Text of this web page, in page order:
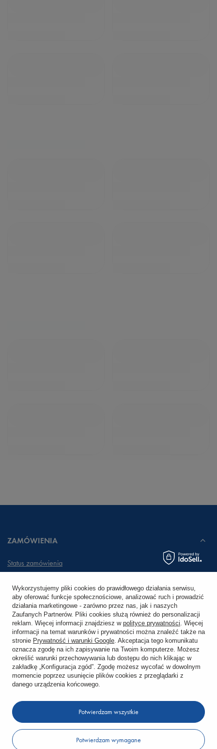
ZAMÓWIENIA
Status zamówienia
Chcę zareklamować produkt
Chcę zwrócić produkt
Chcę wymienić towar
KONTO
KONTAKT
Wykorzystujemy pliki cookies do prawidłowego działania serwisu,
aby oferować funkcje społecznościowe, analizować ruch i prowadzić
działania marketingowe - zarówno przez nas, jak i naszych
Zaufanych Partnerów. Pliki cookies służą również do personalizacji
reklam. Więcej informacji znajdziesz w polityce prywatności. Więcej
informacji na temat warunków i prywatności można znaleźć także na
stronie Prywatność i warunki Google. Akceptacja tego komunikatu
oznacza zgodę na ich zapisywanie na Twoim komputerze. Możesz
określić warunki przechowywania lub dostępu do nich klikając w
zakładkę „Konfiguracja zgód”. Zgodę możesz wycofać w dowolnym
momencie poprzez usunięcie plików cookies z przeglądarki z
danego urządzenia końcowego.
Potwierdzam wymagane
Potwierdzam wszystkie